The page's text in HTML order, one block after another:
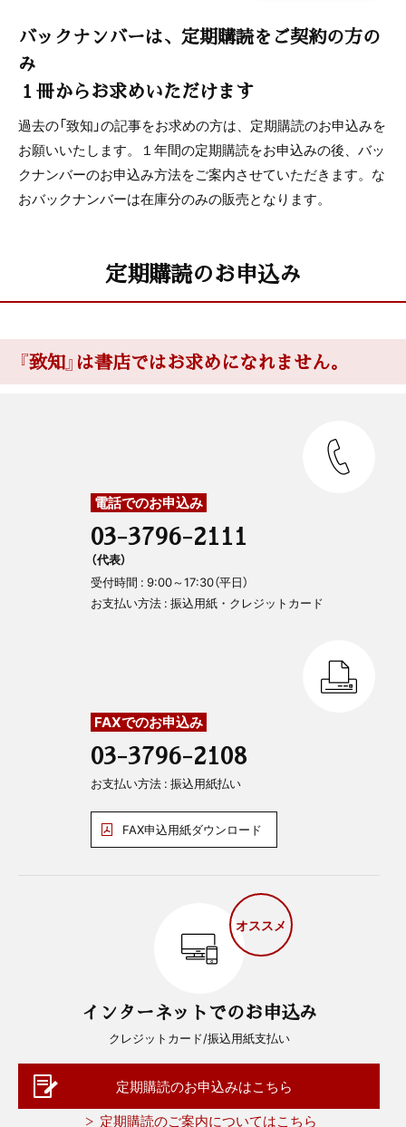
バックナンバーは、定期購読をご契約の方の
み
１冊からお求めいただけます
過去の「致知」の記事をお求めの方は、定期購読のお申込みを
お願いいたします。１年間の定期購読をお申込みの後、バッ
クナンバーのお申込み方法をご案内させていただきます。な
おバックナンバーは在庫分のみの販売となります。
定期購読のお申込み
『致知』は書店ではお求めになれません。
電話でのお申込み
03-3796-2111
（代表）
受付時間 : 9:00～17:30（平日）
お支払い方法 : 振込用紙・クレジットカード
FAXでのお申込み
03-3796-2108
お支払い方法 : 振込用紙払い
FAX申込用紙ダウンロード
オススメ
インターネットでのお申込み
クレジットカード/振込用紙支払い
定期購読のお申込みはこちら
定期購読のご案内についてはこちら